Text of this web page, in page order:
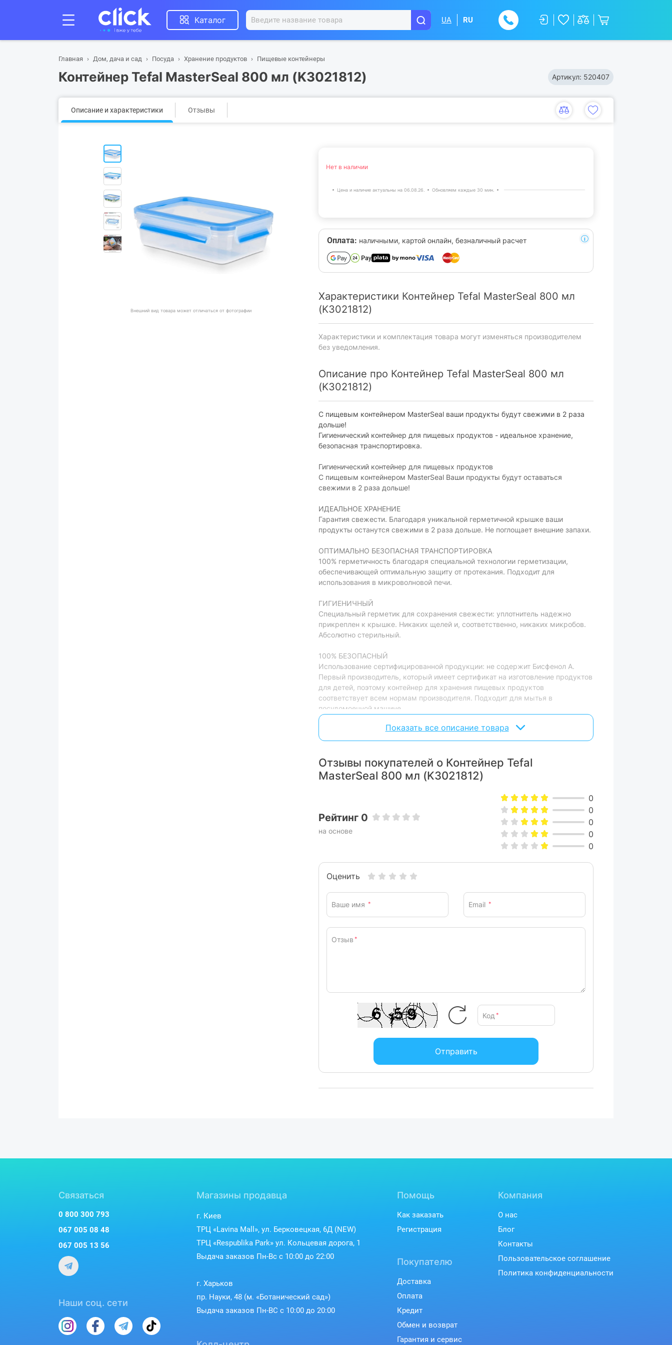
Каталог UA RU
Главная Дом, дача и сад Посуда Хранение продуктов Пищевые контейнеры
Контейнер Tefal MasterSeal 800 мл (K3021812) Артикул: 520407
Описание и характеристики Отзывы
Внешний вид товара может отличаться от фотографии
Нет в наличии
Цена и наличие актуальны на 06.08.26. Обновляем каждые 30 мин.
Оплата: наличными, картой онлайн, безналичный расчет
Характеристики Контейнер Tefal MasterSeal 800 мл
(K3021812)
Характеристики и комплектация товара могут изменяться производителем
без уведомления.
Описание про Контейнер Tefal MasterSeal 800 мл
(K3021812)
С пищевым контейнером MasterSeal ваши продукты будут свежими в 2 раза
дольше!
Гигиенический контейнер для пищевых продуктов - идеальное хранение,
безопасная транспортировка.
Гигиенический контейнер для пищевых продуктов
С пищевым контейнером MasterSeal Ваши продукты будут оставаться
свежими в 2 раза дольше!
ИДЕАЛЬНОЕ ХРАНЕНИЕ
Гарантия свежести. Благодаря уникальной герметичной крышке ваши
продукты останутся свежими в 2 раза дольше. Не поглощает внешние запахи.
ОПТИМАЛЬНО БЕЗОПАСНАЯ ТРАНСПОРТИРОВКА
100% герметичность благодаря специальной технологии герметизации,
обеспечивающей оптимальную защиту от протекания. Подходит для
использования в микроволновой печи.
ГИГИЕНИЧНЫЙ
Специальный герметик для сохранения свежести: уплотнитель надежно
прикреплен к крышке. Никаких щелей и, соответственно, никаких микробов.
Абсолютно стерильный.
100% БЕЗОПАСНЫЙ
Использование сертифицированной продукции: не содержит Бисфенол А.
Первый производитель, который имеет сертификат на изготовление продуктов
для детей, поэтому контейнер для хранения пищевых продуктов
соответствует всем нормам производителя. Подходит для мытья в
посудомоечной машине.
Показать все описание товара
Отзывы покупателей о Контейнер Tefal
MasterSeal 800 мл (K3021812)
Рейтинг 0
на основе
0
0
0
0
0
Оценить
Ваше имя * Email *
Отзыв *
Код *
Отправить
Связаться
0 800 300 793
067 005 08 48
067 005 13 56
Наши соц. сети
Магазины продавца
г. Киев
ТРЦ «Lavina Mall», ул. Берковецкая, 6Д (NEW)
ТРЦ «Respublika Park» ул. Кольцевая дорога, 1
Выдача заказов Пн-Вс с 10:00 до 22:00
г. Харьков
пр. Науки, 48 (м. «Ботанический сад»)
Выдача заказов Пн-ВС с 10:00 до 20:00
Помощь
Как заказать
Регистрация
Покупателю
Доставка
Оплата
Кредит
Обмен и возврат
Гарантия и сервис
Компания
О нас
Блог
Контакты
Пользовательское соглашение
Политика конфиденциальности